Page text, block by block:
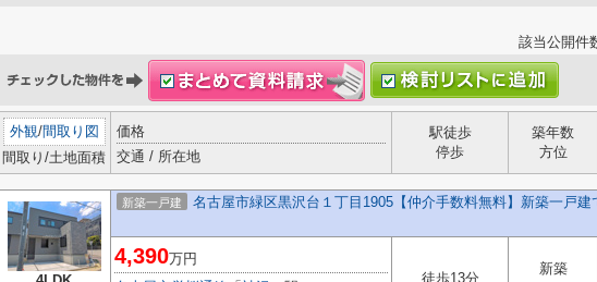
該当公開件
外観/間取り図
間取り/土地面積
価格
交通 / 所在地
駅徒歩
停歩
築年数
方位
新築一戸建 名古屋市緑区黒沢台１丁目1905【仲介手数料無料】新築一戸
4,390万円
徒歩13分
新築